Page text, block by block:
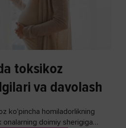
toksikoz
va davolash
ko'pincha homiladorlikning
onalarning doimiy sherigiga